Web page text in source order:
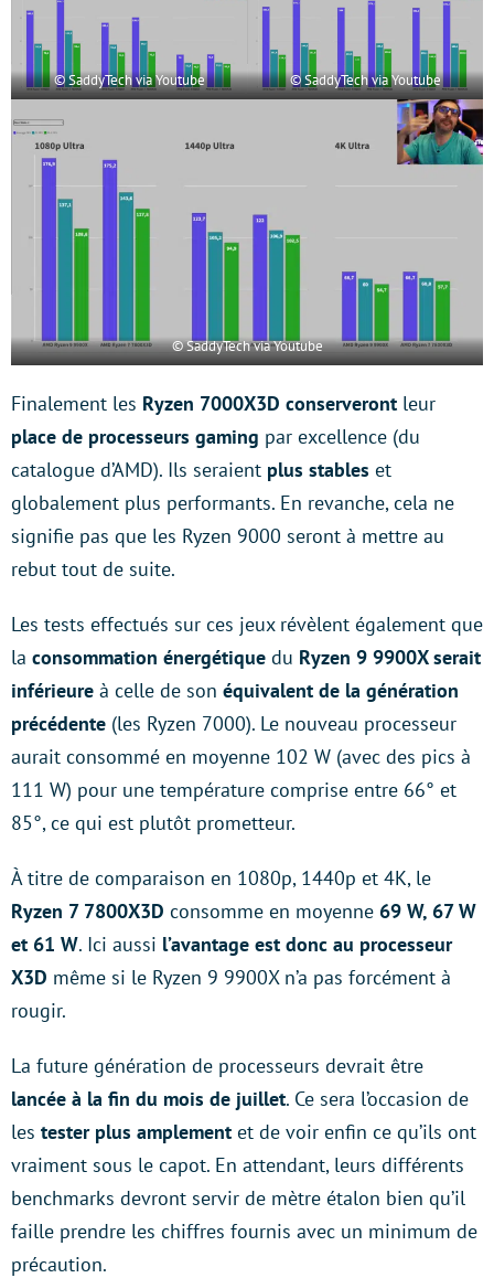
© SaddyTech via Youtube © SaddyTech via Youtube
© SaddyTech via Youtube
Finalement les Ryzen 7000X3D conserveront leur
place de processeurs gaming par excellence (du
catalogue d’AMD). Ils seraient plus stables et
globalement plus performants. En revanche, cela ne
signifie pas que les Ryzen 9000 seront à mettre au
rebut tout de suite.
Les tests effectués sur ces jeux révèlent également que
la consommation énergétique du Ryzen 9 9900X serait
inférieure à celle de son équivalent de la génération
précédente (les Ryzen 7000). Le nouveau processeur
aurait consommé en moyenne 102 W (avec des pics à
111 W) pour une température comprise entre 66° et
85°, ce qui est plutôt prometteur.
À titre de comparaison en 1080p, 1440p et 4K, le
Ryzen 7 7800X3D consomme en moyenne 69 W, 67 W
et 61 W. Ici aussi l’avantage est donc au processeur
X3D même si le Ryzen 9 9900X n’a pas forcément à
rougir.
La future génération de processeurs devrait être
lancée à la fin du mois de juillet. Ce sera l’occasion de
les tester plus amplement et de voir enfin ce qu’ils ont
vraiment sous le capot. En attendant, leurs différents
benchmarks devront servir de mètre étalon bien qu’il
faille prendre les chiffres fournis avec un minimum de
précaution.